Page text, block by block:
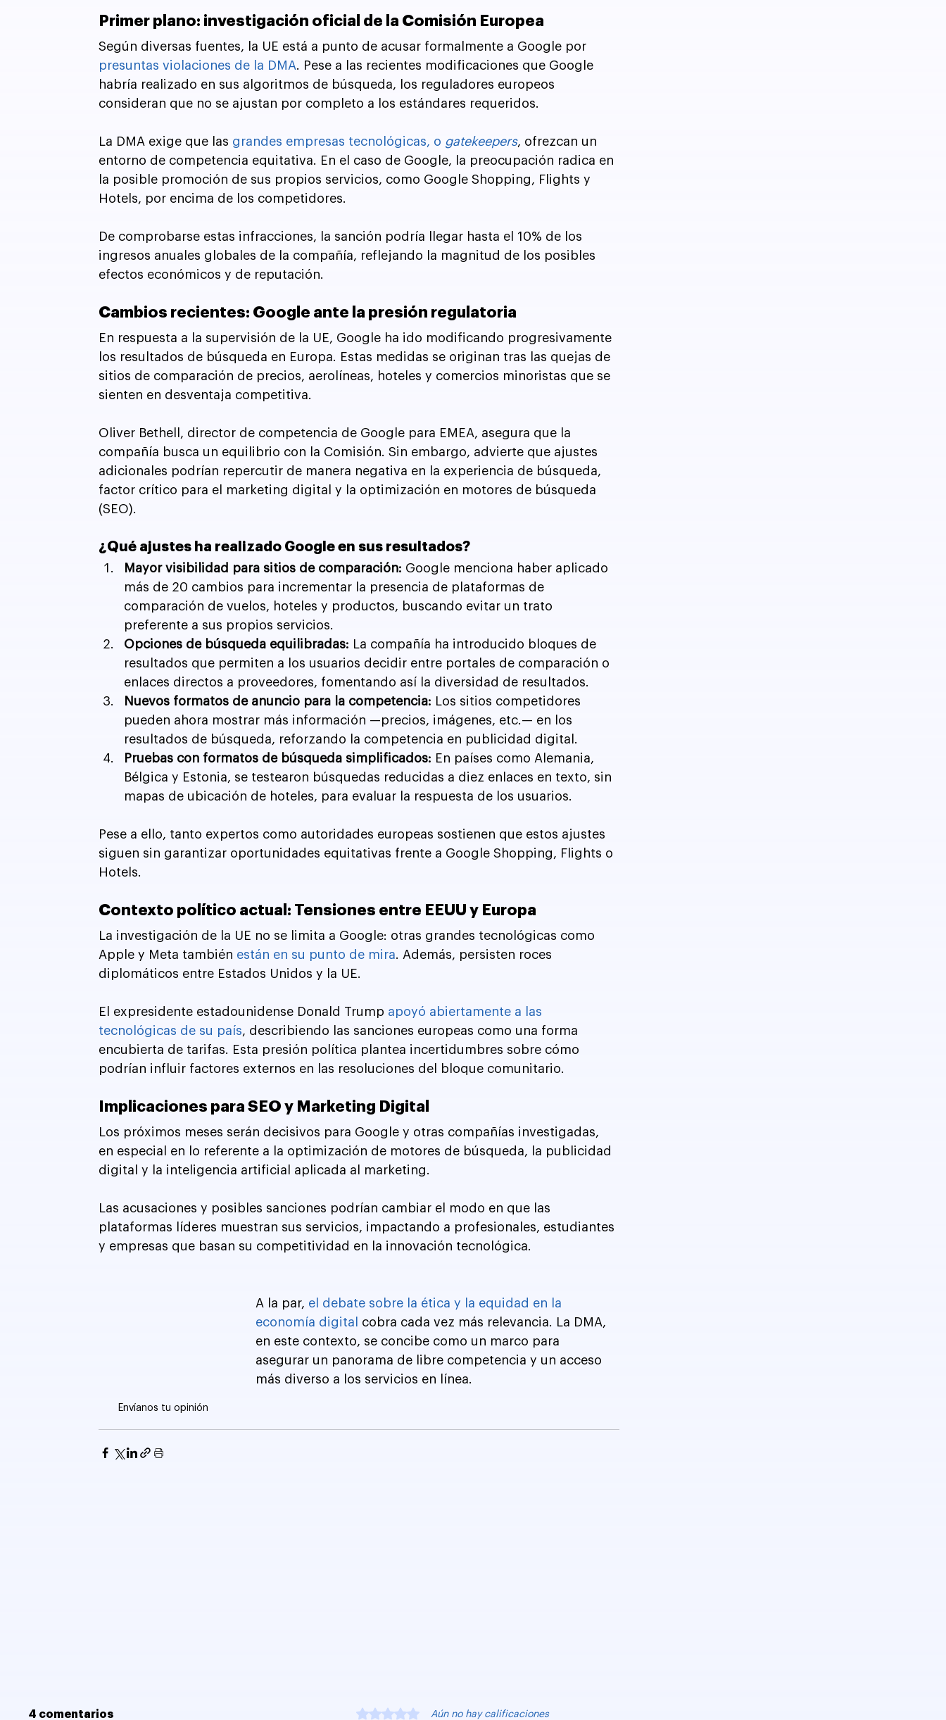
Primer plano: investigación oficial de la Comisión Europea
Según diversas fuentes, la UE está a punto de acusar formalmente a Google por
presuntas violaciones de la DMA . Pese a las recientes modificaciones que Google
habría realizado en sus algoritmos de búsqueda, los reguladores europeos
consideran que no se ajustan por completo a los estándares requeridos.
La DMA exige que las grandes empresas tecnológicas, o gatekeepers, ofrezcan un
entorno de competencia equitativa. En el caso de Google, la preocupación radica en
la posible promoción de sus propios servicios, como Google Shopping, Flights y
Hotels, por encima de los competidores.
De comprobarse estas infracciones, la sanción podría llegar hasta el 10% de los
ingresos anuales globales de la compañía, reflejando la magnitud de los posibles
efectos económicos y de reputación.
Cambios recientes: Google ante la presión regulatoria
En respuesta a la supervisión de la UE, Google ha ido modificando progresivamente
los resultados de búsqueda en Europa. Estas medidas se originan tras las quejas de
sitios de comparación de precios, aerolíneas, hoteles y comercios minoristas que se
sienten en desventaja competitiva.
Oliver Bethell, director de competencia de Google para EMEA, asegura que la
compañía busca un equilibrio con la Comisión. Sin embargo, advierte que ajustes
adicionales podrían repercutir de manera negativa en la experiencia de búsqueda,
factor crítico para el marketing digital y la optimización en motores de búsqueda
(SEO).
¿Qué ajustes ha realizado Google en sus resultados?
Mayor visibilidad para sitios de comparación: Google menciona haber aplicado
más de 20 cambios para incrementar la presencia de plataformas de
comparación de vuelos, hoteles y productos, buscando evitar un trato
preferente a sus propios servicios.
Opciones de búsqueda equilibradas: La compañía ha introducido bloques de
resultados que permiten a los usuarios decidir entre portales de comparación o
enlaces directos a proveedores, fomentando así la diversidad de resultados.
Nuevos formatos de anuncio para la competencia: Los sitios competidores
pueden ahora mostrar más información —precios, imágenes, etc.— en los
resultados de búsqueda, reforzando la competencia en publicidad digital.
Pruebas con formatos de búsqueda simplificados: En países como Alemania,
Bélgica y Estonia, se testearon búsquedas reducidas a diez enlaces en texto, sin
mapas de ubicación de hoteles, para evaluar la respuesta de los usuarios.
Pese a ello, tanto expertos como autoridades europeas sostienen que estos ajustes
siguen sin garantizar oportunidades equitativas frente a Google Shopping, Flights o
Hotels.
Contexto político actual: Tensiones entre EEUU y Europa
La investigación de la UE no se limita a Google: otras grandes tecnológicas como
Apple y Meta también están en su punto de mira . Además, persisten roces
diplomáticos entre Estados Unidos y la UE.
El expresidente estadounidense Donald Trump apoyó abiertamente a las
tecnológicas de su país, describiendo las sanciones europeas como una forma
encubierta de tarifas. Esta presión política plantea incertidumbres sobre cómo
podrían influir factores externos en las resoluciones del bloque comunitario.
Implicaciones para SEO y Marketing Digital
Los próximos meses serán decisivos para Google y otras compañías investigadas,
en especial en lo referente a la optimización de motores de búsqueda, la publicidad
digital y la inteligencia artificial aplicada al marketing.
Las acusaciones y posibles sanciones podrían cambiar el modo en que las
plataformas líderes muestran sus servicios, impactando a profesionales, estudiantes
y empresas que basan su competitividad en la innovación tecnológica.
Envíanos tu opinión
A la par, el debate sobre la ética y la equidad en la
economía digital
cobra cada vez más relevancia. La DMA,
en este contexto, se concibe como un marco para
asegurar un panorama de libre competencia y un acceso
más diverso a los servicios en línea.
4 comentarios Obtuvo 0 de 5 estrellas.
Aún no hay calificaciones